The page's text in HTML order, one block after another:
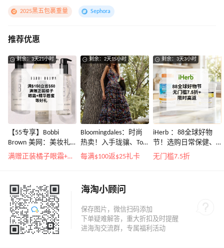
2025黑五包裹重量 Sephora
推荐优惠
剩余：3天21小时
【55专享】Bobbi
Brown 美网：美妆礼
遇！满$150立省$50
满赠正装橘子眼霜+精华唇蜜等好礼
剩余：2天15小时
Bloomingdales：时尚
热卖！入手珑骧、Tory
Burch、拉夫劳伦等
每满$100返$25礼卡
剩余：3天3小时
iHerb ：88全球好物
节！选购日常保健、
健身补剂、护肤洗护
无门槛7.5折
海淘小顾问